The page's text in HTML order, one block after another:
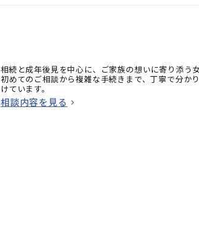
相続と成年後見を中心に、ご家族の想いに寄り添う
初めてのご相談から複雑な手続きまで、丁寧で分か
けています。
相談内容を見る